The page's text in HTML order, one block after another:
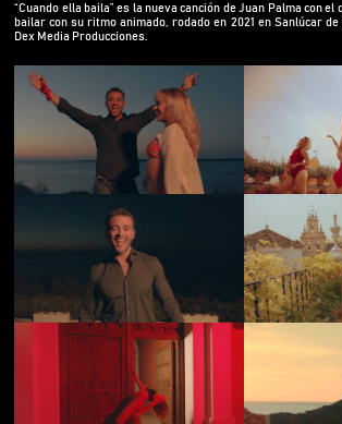
“Cuando ella baila” es la nueva canción de Juan Palma con el
bailar con su ritmo animado, rodado en 2021 en Sanlúcar
Dex Media Producciones.